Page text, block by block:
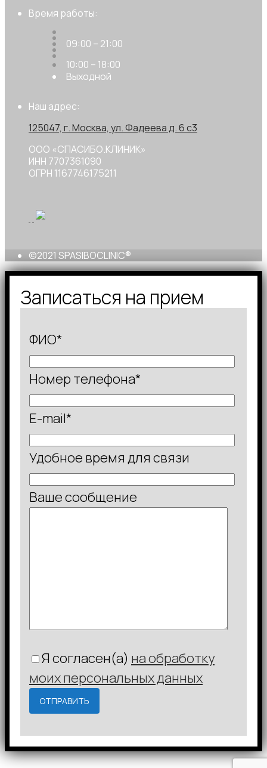
Время работы:
09:00 – 21:00
10:00 – 18:00
Выходной
Наш адрес:
125047, г. Москва, ул. Фадеева д. 6 с3
ООО «СПАСИБО.КЛИНИК»
ИНН 7707361090
ОГРН 1167746175211
©2021 SPASIBOCLINIC®
Записаться на прием
ФИО*
Номер телефона*
E-mail*
Удобное время для связи
Ваше сообщение
Я согласен(а) на обработку
моих персональных данных